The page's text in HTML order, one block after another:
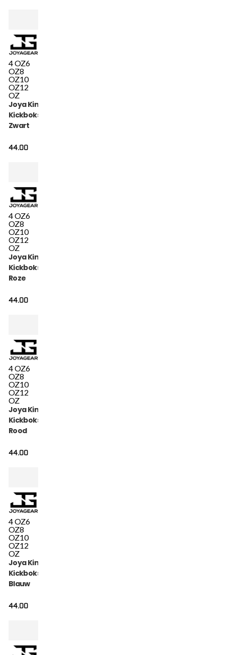
4 OZ6
OZ8
OZ10
OZ12
OZ
Joya Kinder Camo V2
Kickbokshandschoenen
Zwart
44.00
4 OZ6
OZ8
OZ10
OZ12
OZ
Joya Kinder Camo V2
Kickbokshandschoenen
Roze
44.00
4 OZ6
OZ8
OZ10
OZ12
OZ
Joya Kinder Camo V2
Kickbokshandschoenen
Rood
44.00
4 OZ6
OZ8
OZ10
OZ12
OZ
Joya Kinder Camo V2
Kickbokshandschoenen
Blauw
44.00